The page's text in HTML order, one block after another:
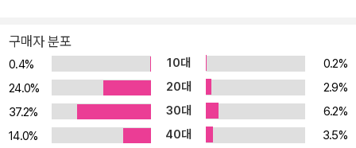
로(「일 년」), 때로는 자기 존재를 증명하기 위해 스스로를 몰아붙여온
인물의 외로운 옆자리로(「이모에게」) 우리를 데려가 그들과 함께 한
시절을 겪어내게 한다. 그리고 그들과 함께하는 시간을 통해 우리에
게 “마음이, 당신과 아무런 관계도 없는 사람들의 마음에 붙을 수 있
다는 것”(「몫」, 66쪽)을 일러준다. 그것이 최은영의 이번 소설집에서
강력하게 작동하는 힘이자 지금 우리에게 가장 절실한 힘인 다른 사
구매자 분포
0.4% 10대
0.2%
24.0%
20대
2.9%
37.2%
30대
6.2%
14.0%
40대
3.5%